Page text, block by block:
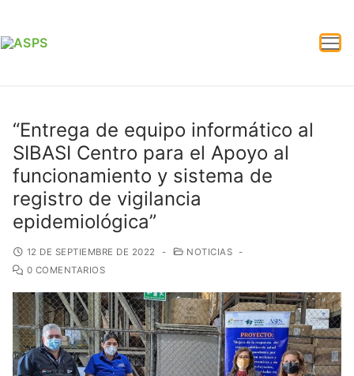
“Entrega de equipo informático al
SIBASI Centro para el Apoyo al
funcionamiento y sistema de
registro de vigilancia
epidemiológica”
12 DE SEPTIEMBRE DE 2022 - NOTICIAS -
0 COMENTARIOS